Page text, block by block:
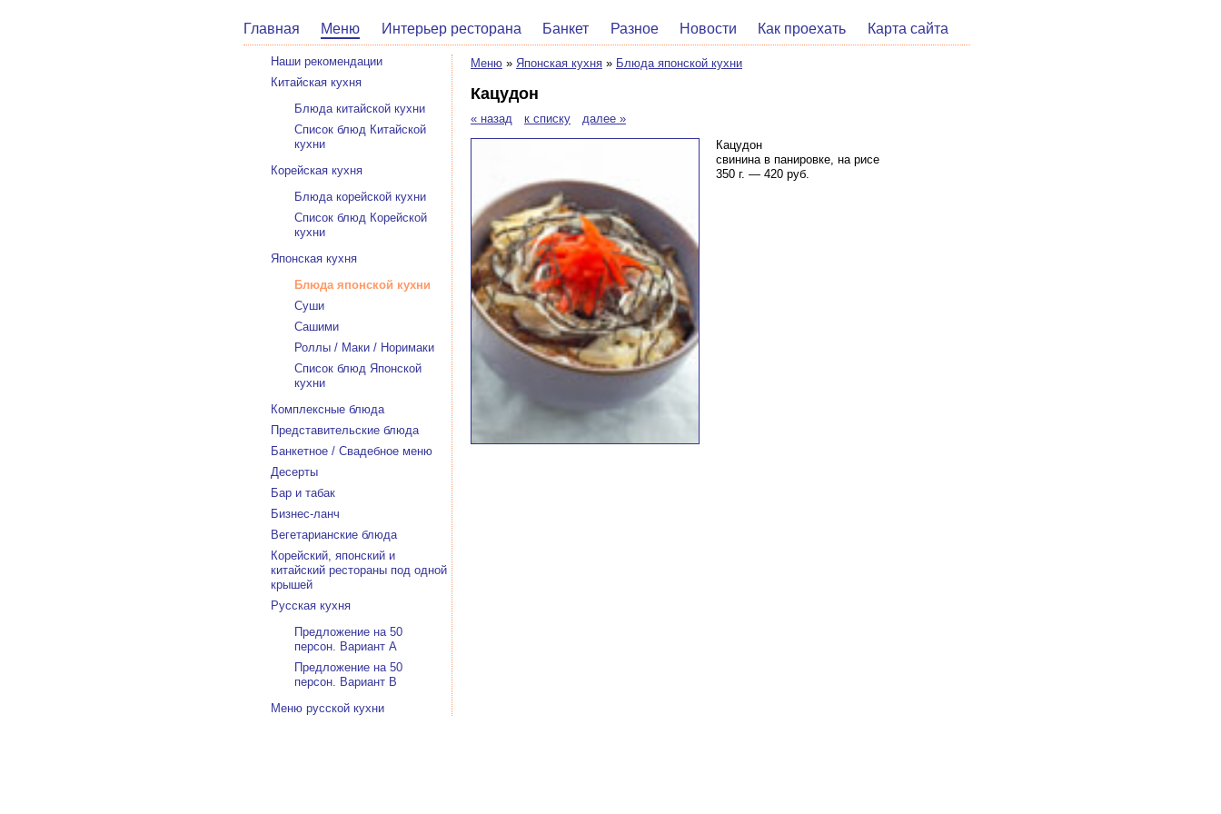
Главная Меню Интерьер ресторана Банкет Разное Новости Как проехать Карта сайта
Меню » Японская кухня » Блюда японской кухни
Кацудон
« назад к списку
далее »
Кацудон
свинина в панировке, на рисе
350 г. — 420 руб.
Наши рекомендации
Китайская кухня
Блюда китайской кухни
Список блюд Китайской
кухни
Корейская кухня
Блюда корейской кухни
Список блюд Корейской
кухни
Японская кухня
Блюда японской кухни
Суши
Сашими
Роллы / Маки / Норимаки
Список блюд Японской
кухни
Комплексные блюда
Представительские блюда
Банкетное / Свадебное меню
Десерты
Бар и табак
Бизнес-ланч
Вегетарианские блюда
Корейский, японский и
китайский рестораны под одной
крышей
Русская кухня
Предложение на 50
персон. Вариант А
Предложение на 50
персон. Вариант В
Меню русской кухни